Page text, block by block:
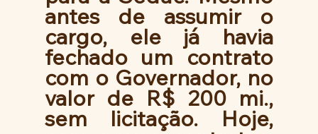
antes de assumir o
cargo, ele já havia
fechado um contrato
com o Governador, no
valor de R$ 200 mi.,
sem licitação. Hoje,